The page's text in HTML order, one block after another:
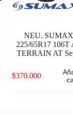
NEU.
225/65R17 106T
TERRAIN AT
$370.000